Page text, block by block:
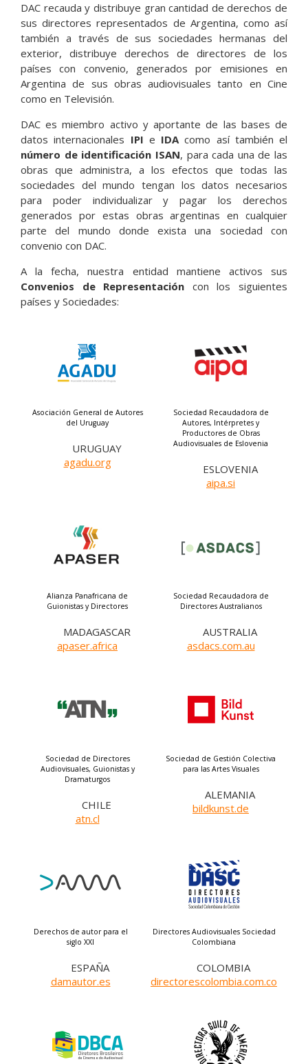
DAC recauda y distribuye gran cantidad de derechos de
sus directores representados de Argentina, como así
también a través de sus sociedades hermanas del
exterior, distribuye derechos de directores de los
países con convenio, generados por emisiones en
Argentina de sus obras audiovisuales tanto en Cine
como en Televisión.
DAC es miembro activo y aportante de las bases de
datos internacionales IPI e IDAcomo así también el
número de identificación ISAN, para cada una de las
obras que administra, a los efectos que todas las
sociedades del mundo tengan los datos necesarios
para poder individualizar y pagar los derechos
generados por estas obras argentinas en cualquier
parte del mundo donde exista una sociedad con
convenio con DAC.
A la fecha, nuestra entidad mantiene activos sus
Convenios de Representación con los siguientes
países y Sociedades:
Asociación General de Autores
del Uruguay
URUGUAY
agadu.org
Sociedad Recaudadora de
Autores, Intérpretes y
Productores de Obras
Audiovisuales de Eslovenia
ESLOVENIA
aipa.si
Alianza Panafricana de
Guionistas y Directores
MADAGASCAR
apaser.africa
Sociedad Recaudadora de
Directores Australianos
AUSTRALIA
asdacs.com.au
Sociedad de Directores
Audiovisuales, Guionistas y
Dramaturgos
CHILE
atn.cl
Sociedad de Gestión Colectiva
para las Artes Visuales
ALEMANIA
bildkunst.de
Derechos de autor para el
siglo XXI
ESPAÑA
damautor.es
Directores Audiovisuales Sociedad
Colombiana
COLOMBIA
directorescolombia.com.co